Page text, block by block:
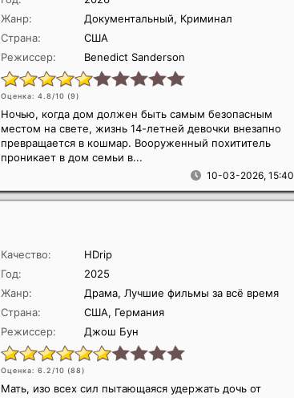
Жанр:
Документальный, Криминал
Страна:
США
Режиссер:
Benedict Sanderson
Оценка: 4.8/10 (9)
10-03-2026, 15:40
Ночью, когда дом должен быть самым безопасным
местом на свете, жизнь 14-летней девочки внезапно
превращается в кошмар. Вооруженный похититель
проникает в дом семьи в...
Качество:
HDrip
Год:
2025
Жанр:
Драма, Лучшие фильмы за всё время
Страна:
США, Германия
Режиссер:
Джош Бун
Оценка: 6.2/10 (88)
Мать, изо всех сил пытающаяся удержать дочь от